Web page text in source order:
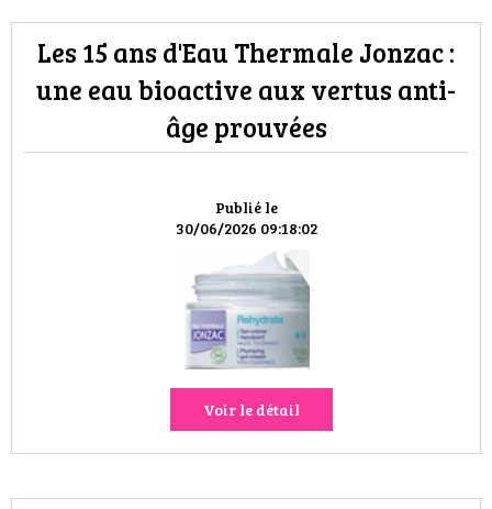
MODE DE RUE
JEUNES CRÉATEURS
HISTOIRE DES MARQUES
VOYAGES & LOISIRS
Publié le
30/06/2026 09:18:02
Les 15 ans d'Eau Thermale Jonzac :
une eau bioactive aux vertus anti-
âge prouvées
Voir le détail